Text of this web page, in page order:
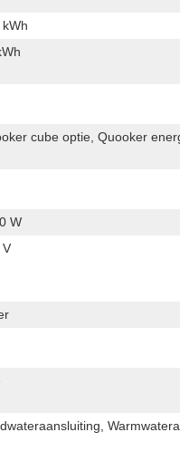
cube optie, Quooker
W
V